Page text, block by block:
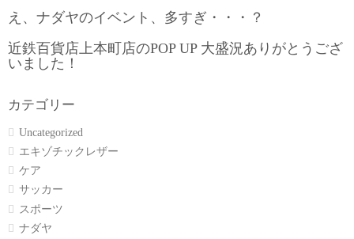
え、ナダヤのイベント、多すぎ・・・？
近鉄百貨店上本町店のPOP UP 大盛況ありがとうござ
いました！
カテゴリー
Uncategorized
エキゾチックレザー
ケア
サッカー
スポーツ
ナダヤ